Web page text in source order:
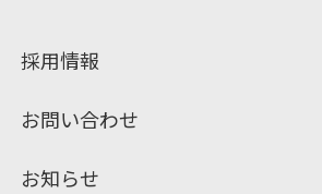
採用情報
お問い合わせ
お知らせ